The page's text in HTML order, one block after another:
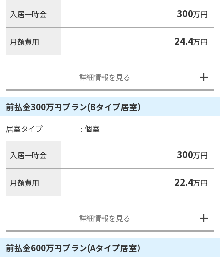
入居一時金 300万円
月額費用 24.4万円
詳細情報を見る
前払金300万円プラン(Bタイプ居室）
居室タイプ : 個室
入居一時金 300万円
月額費用 22.4万円
詳細情報を見る
前払金600万円プラン(Aタイプ居室）